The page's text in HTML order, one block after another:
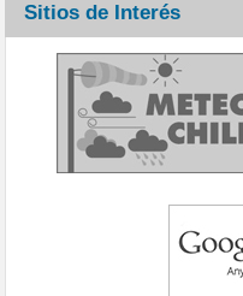
Sitios de Interés